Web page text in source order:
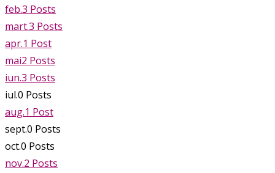
feb.3 Posts
mart.3 Posts
apr.1 Post
mai2 Posts
iun.3 Posts
iul.0 Posts
aug.1 Post
sept.0 Posts
oct.0 Posts
nov.2 Posts